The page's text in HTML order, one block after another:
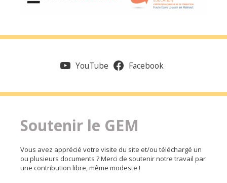
YouTube Facebook
Soutenir le GEM
Vous avez apprécié votre visite du site et/ou téléchargé un
ou plusieurs documents ? Merci de soutenir notre travail par
une contribution libre, même modeste !